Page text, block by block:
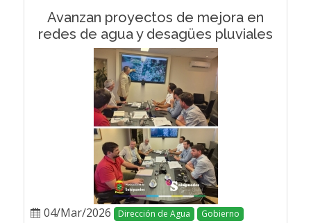
Avanzan proyectos de mejora en
redes de agua y desagües pluviales
04/Mar/2026 Dirección de Agua
Gobierno